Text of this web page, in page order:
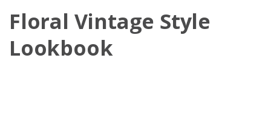
Floral Vintage Style
Lookbook